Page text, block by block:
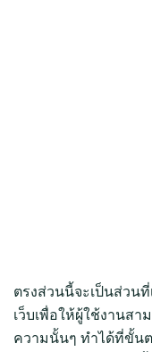
ตรงส่วนนี้จะเป็นส่วน
เว็บเพื่อให้ผู้ใช้งานส
ความนั้นๆ ทำได้ที่ขั้น